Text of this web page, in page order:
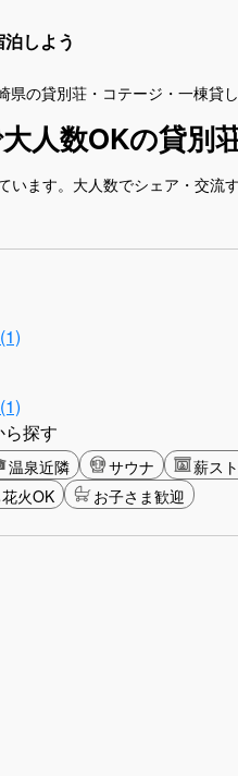
しよう
県の貸別荘・コテージ・一棟貸
人数OKの貸別
ます。大人数でシェア・交
探す
温泉近隣 サウナ 薪ス
火OK お子さま歓迎